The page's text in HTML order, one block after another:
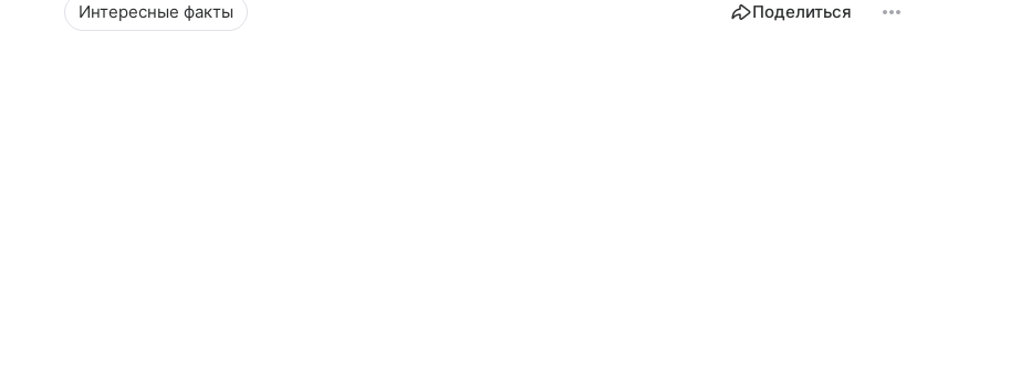
Интересные факты Поделиться